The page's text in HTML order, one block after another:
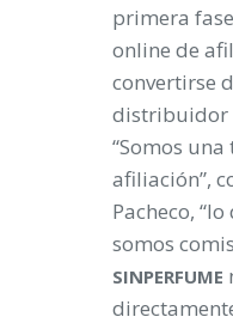
primera
online de
convertirse
distribuidor
“Somos
afiliación”,
Pacheco,
somos
SINPERFUME